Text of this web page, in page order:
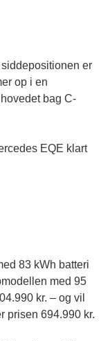
er
op i en
bag C-
EQE klart
83 kWh batteri
med 95
kr. – og vil
prisen 694.990 kr.